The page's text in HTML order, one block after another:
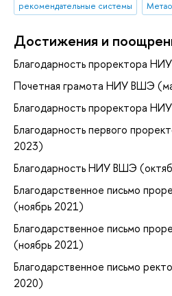
рекомендательные системы
Достижения и
Благодарность проректора
Почетная грамота НИУ ВШЭ
Благодарность проректора
Благодарность первого
2023)
Благодарность НИУ ВШЭ
Благодарственное письмо
(ноябрь 2021)
Благодарственное письмо
(ноябрь 2021)
Благодарственное письмо
2020)